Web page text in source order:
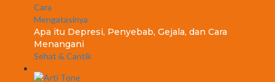
Apa itu Depresi, Penyebab, Gejala, dan Cara
Menangani
Sehat & Cantik